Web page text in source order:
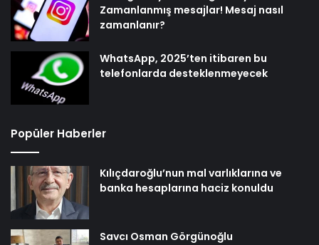
Zamanlanmış mesajlar! Mesaj nasıl
zamanlanır?
WhatsApp, 2025’ten itibaren bu
telefonlarda desteklenmeyecek
Popüler Haberler
Kılıçdaroğlu’nun mal varlıklarına ve
banka hesaplarına haciz konuldu
Savcı Osman Görgünoğlu